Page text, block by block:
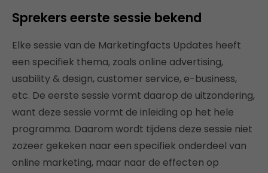
Sprekers eerste sessie bekend
Elke sessie van de Marketingfacts Updates heeft
een specifiek thema, zoals online advertising,
usability & design, customer service, e-business,
etc. De eerste sessie vormt daarop de uitzondering,
want deze sessie vormt de inleiding op het hele
programma. Daarom wordt tijdens deze sessie niet
zozeer gekeken naar een specifiek onderdeel van
online marketing, maar naar de effecten op